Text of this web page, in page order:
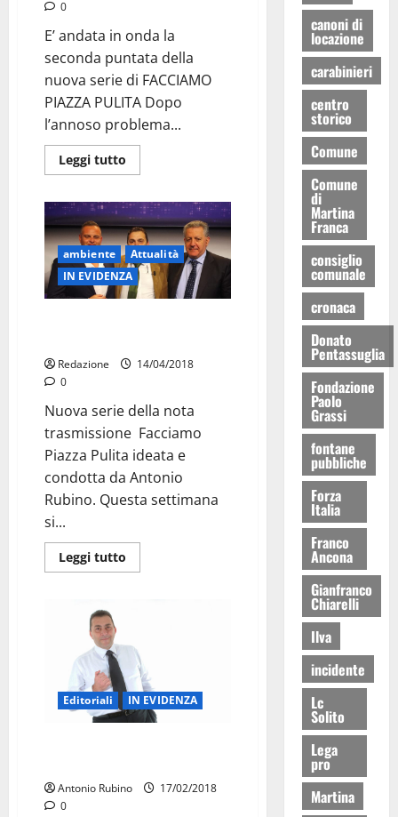
0
E’ andata in onda la
seconda puntata della
nuova serie di FACCIAMO
PIAZZA PULITA Dopo
l’annoso problema...
Leggi tutto
ambiente
Attualità
IN EVIDENZA
Redazione
14/04/2018
0
Nuova serie della nota
trasmissione Facciamo
Piazza Pulita ideata e
condotta da Antonio
Rubino. Questa settimana
si...
Leggi tutto
Editoriali IN EVIDENZA
Antonio Rubino
17/02/2018
0
canoni di
locazione
carabinieri
centro
storico
Comune
Comune
di
Martina
Franca
consiglio
comunale
cronaca
Donato
Pentassuglia
Fondazione
Paolo
Grassi
fontane
pubbliche
Forza
Italia
Franco
Ancona
Gianfranco
Chiarelli
Ilva
incidente
Lc
Solito
Lega
pro
Martina